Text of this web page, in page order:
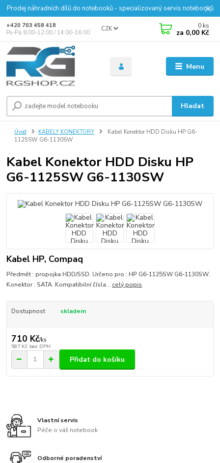
Prodej náhradních dílů do notebooků - specializovaný servis notebooků
Menu
CZK
Hledat
+420 703 458 418
Po-Pá 8:00-12:00 / 14:00-16:00
0 ks
za 0,00 Kč
Úvod KABELY KONEKTORY
Kabel Konektor HDD Disku HP G6-
1125SW G6-1130SW
Kabel Konektor HDD Disku HP
G6-1125SW G6-1130SW
Kabel HP, Compaq
Předmět : propojka HDD/SSD. Určeno pro : HP G6-1125SW G6-1130SW.
Konektor : SATA. Kompatibilní čísla... celý popis
Dostupnost skladem
710 Kč/ks
587 Kč bez DPH
Přidat do košíku
Vlastní servis
Péče o váš notebook
Odborné poradenství